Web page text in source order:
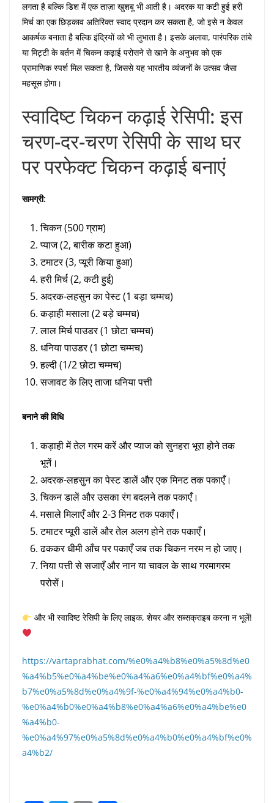
लगता है बल्कि डिश में एक ताज़ा खुशबू भी आती है। अदरक या कटी हुई हरी
मिर्च का एक छिड़काव अतिरिक्त स्वाद प्रदान कर सकता है, जो इसे न केवल
आकर्षक बनाता है बल्कि इंद्रियों को भी लुभाता है। इसके अलावा, पारंपरिक तांबे
या मिट्टी के बर्तन में चिकन कढ़ाई परोसने से खाने के अनुभव को एक
प्रामाणिक स्पर्श मिल सकता है, जिससे यह भारतीय व्यंजनों के उत्सव जैसा
महसूस होगा।
स्वादिष्ट चिकन कढ़ाई रेसिपी: इस
चरण-दर-चरण रेसिपी के साथ घर
पर परफेक्ट चिकन कढ़ाई बनाएं
सामग्री:
चिकन (500 ग्राम)
प्याज (2, बारीक कटा हुआ)
टमाटर (3, प्यूरी किया हुआ)
हरी मिर्च (2, कटी हुई)
अदरक-लहसुन का पेस्ट (1 बड़ा चम्मच)
कड़ाही मसाला (2 बड़े चम्मच)
लाल मिर्च पाउडर (1 छोटा चम्मच)
धनिया पाउडर (1 छोटा चम्मच)
हल्दी (1/2 छोटा चम्मच)
सजावट के लिए ताजा धनिया पत्ती
बनाने की विधि
कड़ाही में तेल गरम करें और प्याज को सुनहरा भूरा होने तक
भूनें।
अदरक-लहसुन का पेस्ट डालें और एक मिनट तक पकाएँ।
चिकन डालें और उसका रंग बदलने तक पकाएँ।
मसाले मिलाएँ और 2-3 मिनट तक पकाएँ।
टमाटर प्यूरी डालें और तेल अलग होने तक पकाएँ।
ढककर धीमी आँच पर पकाएँ जब तक चिकन नरम न हो जाए।
निया पत्ती से सजाएँ और नान या चावल के साथ गरमागरम
परोसें।
और भी स्वादिष्ट रेसिपी के लिए लाइक, शेयर और सब्सक्राइब करना न भूलें!
https://vartaprabhat.com/%e0%a4%b8%e0%a5%8d%e0
%a4%b5%e0%a4%be%e0%a4%a6%e0%a4%bf%e0%a4%
b7%e0%a5%8d%e0%a4%9f-%e0%a4%94%e0%a4%b0-
%e0%a4%b0%e0%a4%b8%e0%a4%a6%e0%a4%be%e0
%a4%b0-
%e0%a4%97%e0%a5%8d%e0%a4%b0%e0%a4%bf%e0%
a4%b2/